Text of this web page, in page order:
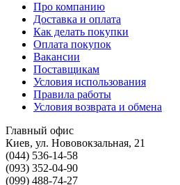
Про компанию
Доставка и оплата
Как делать покупки
Оплата покупок
Вакансии
Поставщикам
Условия использования
Правила работы
Условия возврата и обмена
Главный офис
Киев, ул. Нововокзальная, 21
(044) 536-14-58
(093) 352-04-90
(099) 488-74-27